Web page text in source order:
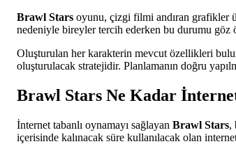
Brawl Stars oyunu, çizgi filmi andıran grafikler
nedeniyle bireyler tercih ederken bu durumu göz
Oluşturulan her karakterin mevcut özellikleri
oluşturulacak stratejidir. Planlamanın doğru
Brawl Stars Ne Kadar
İnternet tabanlı oynamayı sağlayan Brawl Stars,
içerisinde kalınacak süre kullanılacak olan